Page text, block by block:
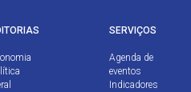
SERVIÇOS
Agenda de
eventos
Indicadores